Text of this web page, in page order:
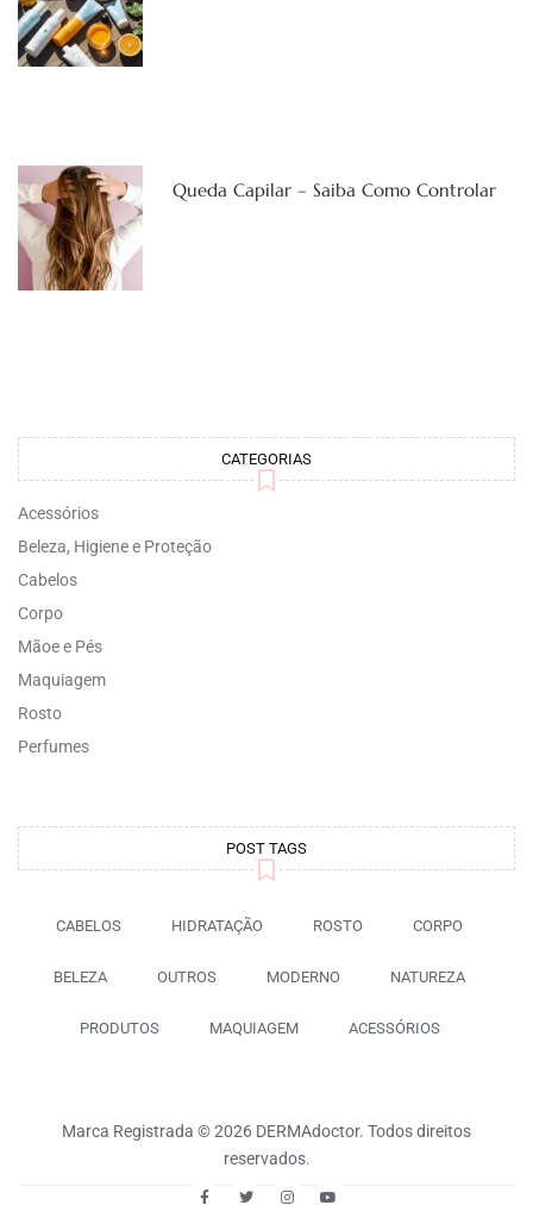
Queda Capilar – Saiba Como Controlar
CATEGORIAS
Acessórios
Beleza, Higiene e Proteção
Cabelos
Corpo
Mãoe e Pés
Maquiagem
Rosto
Perfumes
POST TAGS
CABELOS HIDRATAÇÃO ROSTO CORPO
BELEZA OUTROS MODERNO NATUREZA
PRODUTOS MAQUIAGEM ACESSÓRIOS
Marca Registrada © 2026 DERMAdoctor. Todos direitos
reservados.